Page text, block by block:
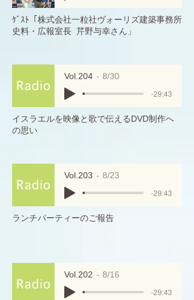
ｹﾞｽﾄ「株式会社一粒社ヴォーリズ建築事務所
史料・広報室長 芹野与幸さん」
Vol.204 8/30
-29:43
イスラエルを映像と歌で伝えるDVD制作へ
の思い
Vol.203 8/23
-29:43
ランチパーティーのご報告
Vol.202 8/16
-29:43